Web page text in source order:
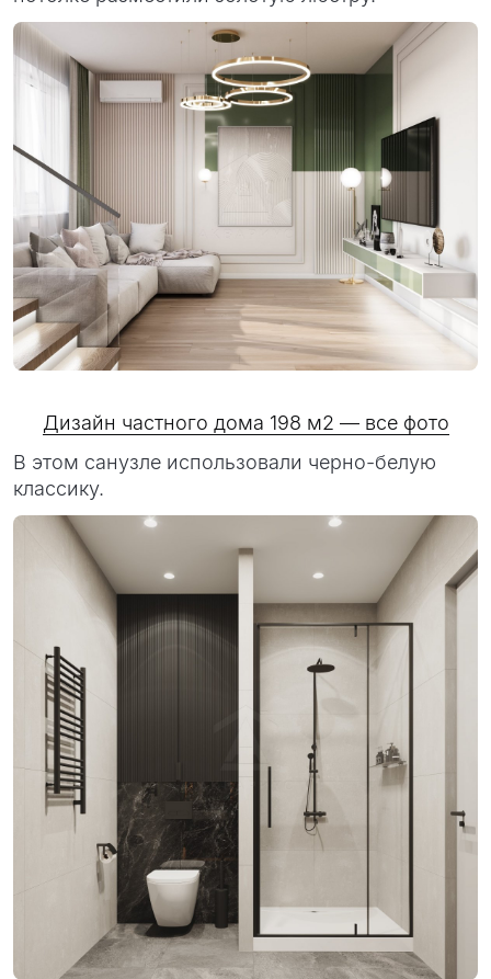
Дизайн частного дома 198 м2 — все фото
В этом санузле использовали черно-белую
классику.